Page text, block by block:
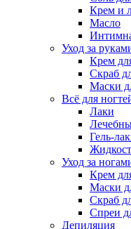
Крем и
Масло
Уход за
Крем
Скраб
Маски
Всё для
Лаки
Гель-
Уход за
Крем
Маски
Скраб
Спреи
Депиляция